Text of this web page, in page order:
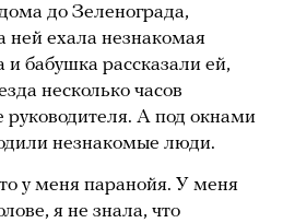
до Зеленограда,
ней ехала незнакомая
бабушка рассказали ей,
несколько часов
А под окнами
незнакомые люди.
у меня паранойя. У меня
я не знала, что